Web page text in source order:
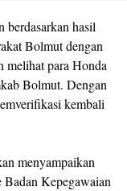
berdasarkan hasil
Bolmut dengan
melihat para Honda
Bolmut. Dengan
kembali
menyampaikan
Badan Kepegawaian